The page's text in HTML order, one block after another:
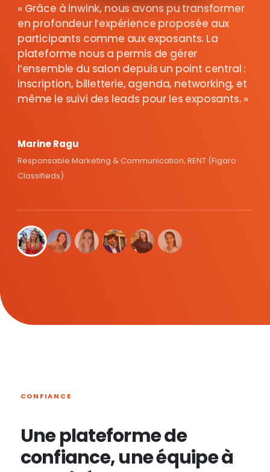
Grâce à inwink, nous avons pu transformer
en profondeur l’expérience proposée aux
participants comme aux exposants. La
plateforme nous a permis de gérer
l’ensemble du salon depuis un point central :
inscription, billetterie, agenda, networking, et
même le suivi des leads pour les exposants.
Marine Ragu
Responsable Marketing & Communication, RENT (Figaro
Classifieds)
CONFIANCE
Une plateforme de
confiance, une équipe à